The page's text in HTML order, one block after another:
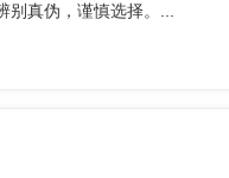
真伪，谨慎选择。...